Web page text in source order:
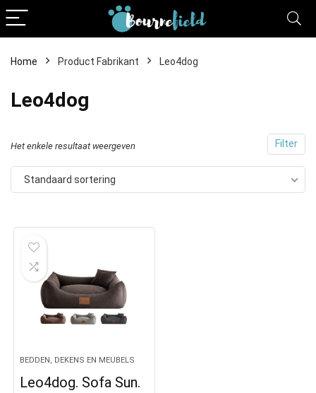
Home Product Fabrikant Leo4dog
Leo4dog
Filter
Het enkele resultaat weergeven
Standaard sortering
BEDDEN, DEKENS EN MEUBELS
Leo4dog. Sofa Sun.